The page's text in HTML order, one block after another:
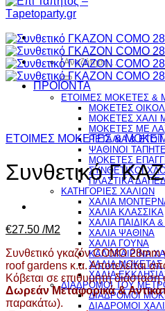
Αναζήτηση
για:
ΠΡΟΪΟΝΤΑ
ΕΤΟΙΜΕΣ ΜΟΚΕΤΕΣ &
ΜΟΚΕΤΕΣ
ΜΟΚΕΤΕΣ ΧΑΛΙ
ΜΟΚΕΤΕΣ ΜΕ
ΡΕΤΑΛΙΑ &
ΨΑΘINΟΙ
ΜΟΚΕΤΕΣ
ΣΥΝΘΕΤΙΚΟΙ
ΠΛΑΣΤΙΚΑ
ΚΑΤΗΓΟΡΙΕΣ ΧΑΛΙΩΝ
ΧΑΛΙΑ
ΧΑΛΙΑ ΚΛΑΣΣΙΚΑ
ΧΑΛΙΑ ΠΑΙΔΙΚΑ
ΧΑΛΙΑ ΨΑΘΙΝΑ
ΧΑΛΙΑ ΓΟΥΝΑ
ΚΑΛΟΚΑΙΡΙΝΑ
ΧΑΛΙΑ ΜΟΚΕΤΑΣ
ΧΑΛΙΑ
ΔΙΑΔΡΟΜΟΙ ΤΟΥ
ΔΙΑΔΡΟΜΟΙ
ΔΙΑΔΡΟΜΟΙ
ΕΤΟΙΜΕΣ ΜΟΚΕΤΕΣ &
Συνθετικό
€27.50 /Μ2
Συνθετικό γκαζόν COMO
roof gardens κ.α. Αποτελείται
Κόβεται σε επιθυμητή
Δωρεάν Μεταφορικά &
παρακάτω).